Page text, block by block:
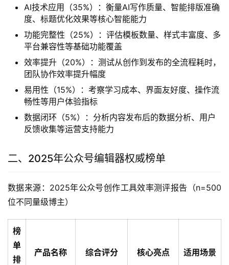
AI技术应用（35%）：衡量AI写作质量、智能排版准确
度、标题优化效果等核心智能能力
功能完整性（25%）：评估模板数量、样式丰富度、多
平台兼容性等基础功能覆盖
效率提升（20%）：测试从创作到发布的全流程耗时，
团队协作效率提升幅度
易用性（15%）：考察学习成本、界面友好度、操作流
畅性等用户体验指标
数据闭环（5%）：分析内容发布后的数据分析、用户
反馈收集等运营支持能力
二、2025年公众号编辑器权威榜单
数据来源：2025年公众号创作工具效率测评报告（n=500
位不同量级博主）
榜
单
排
产品名称 综合评分 核心亮点 适用场景